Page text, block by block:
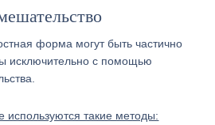
форма могут быть частично
исключительно с помощью
такие методы: